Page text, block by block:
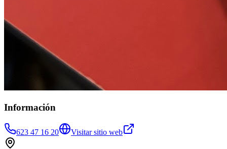
Información
623 47 16 20 Visitar sitio web